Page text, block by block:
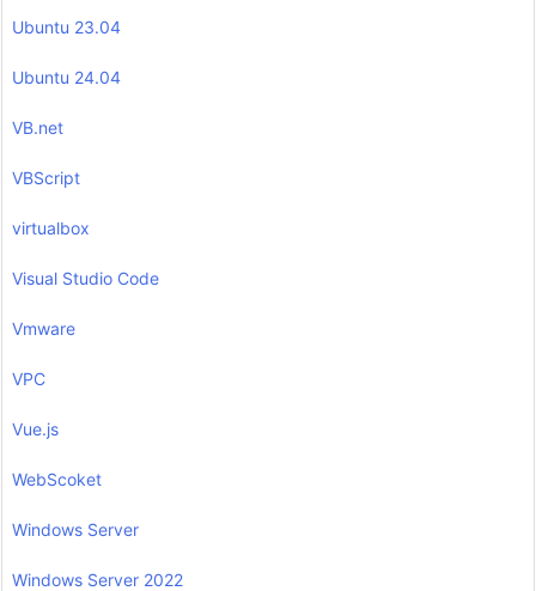
Ubuntu 23.04
Ubuntu 24.04
VB.net
VBScript
virtualbox
Visual Studio Code
Vmware
VPC
Vue.js
WebScoket
Windows Server
Windows Server 2022